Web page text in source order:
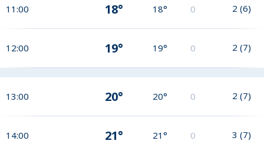
11:00 18° 18° 0 2 (6)
12:00 19° 19° 0 2 (7)
13:00 20° 20° 0 2 (7)
14:00 21° 21° 0 3 (7)